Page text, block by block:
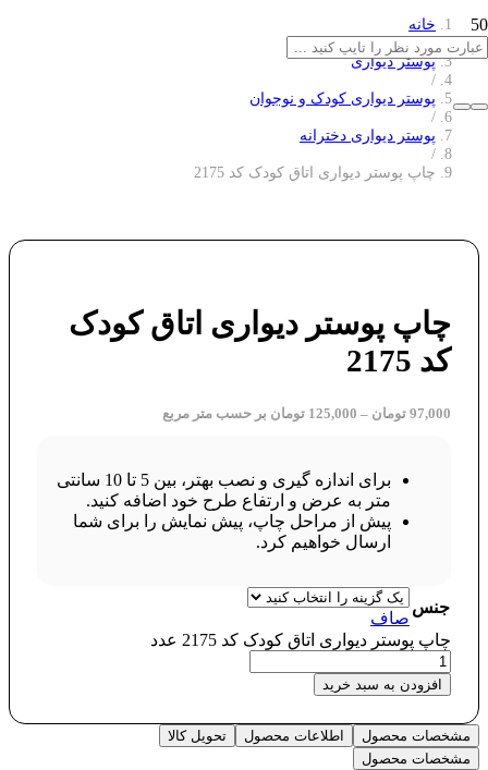
خانه
/
پوستر دیواری
/
پوستر دیواری کودک و نوجوان
/
پوستر دیواری دخترانه
/
چاپ پوستر دیواری اتاق کودک کد 2175
چاپ پوستر دیواری اتاق کودک
کد 2175
97,000 تومان –
125,000 تومان بر حسب متر مربع
برای اندازه گیری و نصب بهتر، بین 5 تا 10 سانتی
متر به عرض و ارتفاع طرح خود اضافه کنید.
پیش از مراحل چاپ، پیش نمایش را برای شما
ارسال خواهیم کرد.
جنس
صاف
چاپ پوستر دیواری اتاق کودک کد 2175 عدد
افزودن به سبد خرید
مشخصات محصول اطلاعات محصول
تحویل کالا
مشخصات محصول